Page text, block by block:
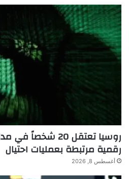
روسيا تعتقل 20
رقمية مرتبطة بعمليات احتيال
أغسطس 8, 2026